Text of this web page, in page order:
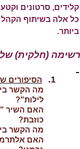
קלידים, סרטונים
כל אלה בשיתוף הקהל
ביותר.
רשימה (חלקית) של
1. הסיפורים
מה הקשר
לילות"?
האם השיר
כוזבת?
מה הקשר
האם